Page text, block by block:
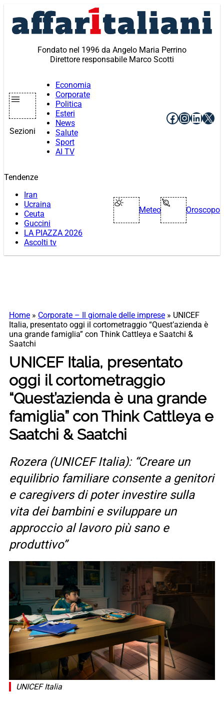
contenuto
Fondato nel 1996 da Angelo Maria Perrino
Direttore responsabile Marco Scotti
Sezioni
Economia
Corporate
Politica
Esteri
News
Salute
Sport
AI TV
Facebook
X
Tendenze
Iran
Ucraina
Ceuta
Guccini
LA PIAZZA 2026
Ascolti tv
Meteo Oroscopo
Home » Corporate – Il giornale delle imprese » UNICEF
Italia, presentato oggi il cortometraggio “Quest’azienda è
una grande famiglia” con Think Cattleya e Saatchi &
Saatchi
UNICEF Italia, presentato
oggi il cortometraggio
“Quest’azienda è una grande
famiglia” con Think Cattleya e
Saatchi & Saatchi
Rozera (UNICEF Italia): “Creare un
equilibrio familiare consente a genitori
e caregivers di poter investire sulla
vita dei bambini e sviluppare un
approccio al lavoro più sano e
produttivo”
UNICEF Italia